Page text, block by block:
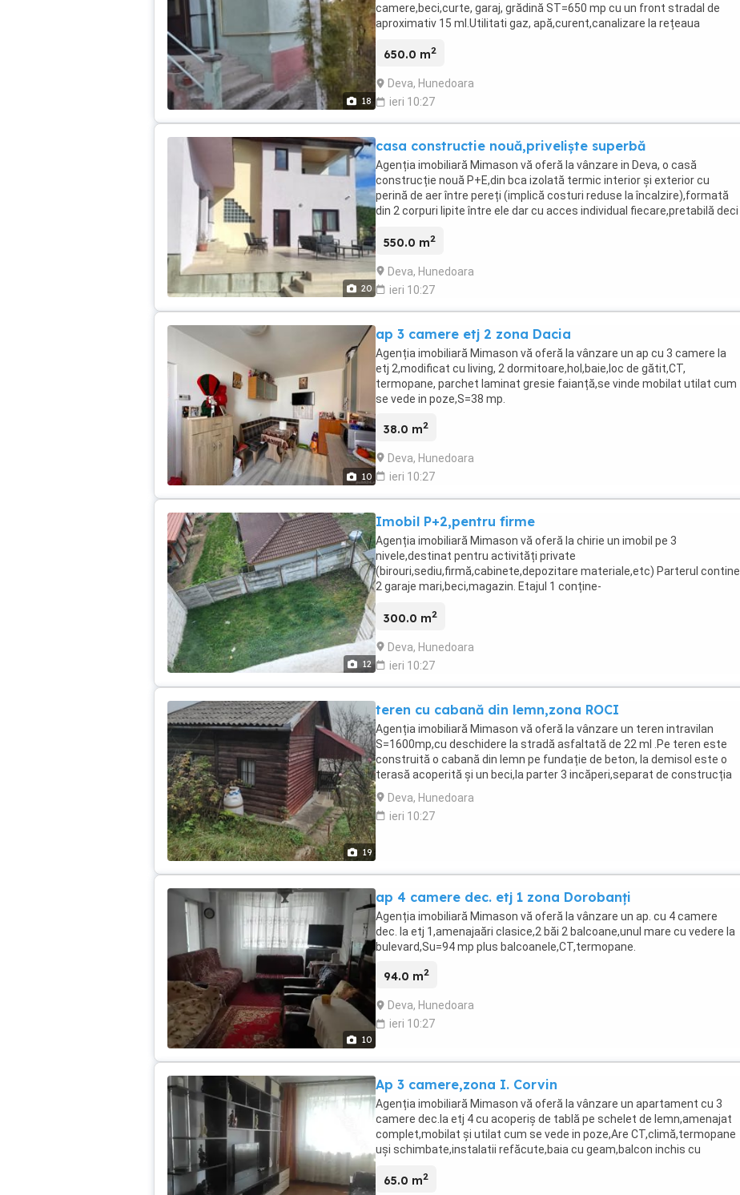
18
camere,beci,curte, garaj, grădină ST=650 mp cu un front stradal de
aproximativ 15 ml.Utilitati gaz, apă,curent,canalizare la rețeaua
650.0 m2
Deva, Hunedoara
ieri 10:27
20
casa constructie nouă,priveliște superbă
Agenția imobiliară Mimason vă oferă la vânzare in Deva, o casă
construcție nouă P+E,din bca izolată termic interior și exterior cu
perină de aer între pereți (implică costuri reduse la încalzire),formată
din 2 corpuri lipite între ele dar cu acces individual fiecare,pretabilă deci
bucătărie,living,cameră,hol,baie,garaj,acces scară interioară.La etj 3
proprie,hol,bucătărie de serviciu,baia mare,plus o terasă inchsă cu
sticlă deasupra la garaj.Al 2 lea corp este finisat in proporție de 80% și
descoperita.Utilități,curent mono șo trifazic, încălzire cu CT-pe lemne
,apa de la rețea plus fântână în curte,fosă septică,piscină cu apa
încălzită cu pompă de căldură,filigorie.Casa este supravegheată video
iar la parter este instalat sistem de alarmă.Suprafața casei pe un nivel
este de 275mp ,deci ST=550mp,suprafață teren de 1350mp.poate fi
achiziționată pentru locuit dau pentru schimbare
destinației(pensiune,azil,clinică sală evenimente ),avînd în vedere
550.0 m2
Deva, Hunedoara
ieri 10:27
10
ap 3 camere etj 2 zona Dacia
Agenția imobiliară Mimason vă oferă la vânzare un ap cu 3 camere la
etj 2,modificat cu living, 2 dormitoare,hol,baie,loc de gătit,CT,
termopane, parchet laminat gresie faianță,se vinde mobilat utilat cum
se vede in poze,S=38 mp.
38.0 m2
Deva, Hunedoara
ieri 10:27
12
Imobil P+2,pentru firme
Agenția imobiliară Mimason vă oferă la chirie un imobil pe 3
nivele,destinat pentru activități private
(birouri,sediu,firmă,cabinete,depozitare materiale,etc) Parterul contine
2 garaje mari,beci,magazin. Etajul 1 conține-
camere,bucătărie,baie,hol. Suprafața este de 100mp nivel,curte
300.0 m2
Deva, Hunedoara
ieri 10:27
19
teren cu cabană din lemn,zona ROCI
Agenția imobiliară Mimason vă oferă la vânzare un teren intravilan
S=1600mp,cu deschidere la stradă asfaltată de 22 ml .Pe teren este
construită o cabană din lemn pe fundație de beton, la demisol este o
terasă acoperită și un beci,la parter 3 incăperi,separat de construcția
cabanei există o magazie de depozitare plus fântână pe teren.Utilități
pe teren ,avem curent,apa,iar canalizarea este la poartă,momentan
terenul este livadă cu pomi fructiferi,dar are potential pentru
Deva, Hunedoara
ieri 10:27
10
ap 4 camere dec. etj 1 zona Dorobanți
Agenția imobiliară Mimason vă oferă la vânzare un ap. cu 4 camere
dec. la etj 1,amenajaări clasice,2 băi 2 balcoane,unul mare cu vedere la
bulevard,Su=94 mp plus balcoanele,CT,termopane.
94.0 m2
Deva, Hunedoara
ieri 10:27
Ap 3 camere,zona I. Corvin
Agenția imobiliară Mimason vă oferă la vânzare un apartament cu 3
camere dec.la etj 4 cu acoperiș de tablă pe schelet de lemn,amenajat
complet,mobilat și utilat cum se vede in poze,Are CT,climă,termopane
uși schimbate,instalatii refăcute,baia cu geam,balcon inchis cu
ST=75mp
65.0 m2